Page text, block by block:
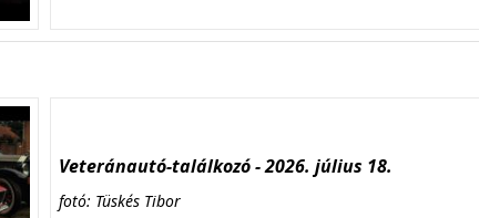
Veteránautó-találkozó - 2026. július 18.
fotó: Tüskés Tibor